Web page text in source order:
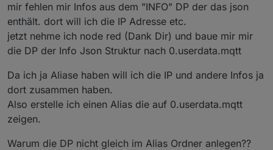
mir fehlen mir Infos aus dem "INFO" DP der das json
enthält. dort will ich die IP Adresse etc.
jetzt nehme ich node red (Dank Dir) und baue mir mir
die DP der Info Json Struktur nach 0.userdata.mqtt
Da ich ja Aliase haben will ich die IP und andere Infos ja
dort zusammen haben.
Also erstelle ich einen Alias die auf 0.userdata.mqtt
zeigen.
Warum die DP nicht gleich im Alias Ordner anlegen??